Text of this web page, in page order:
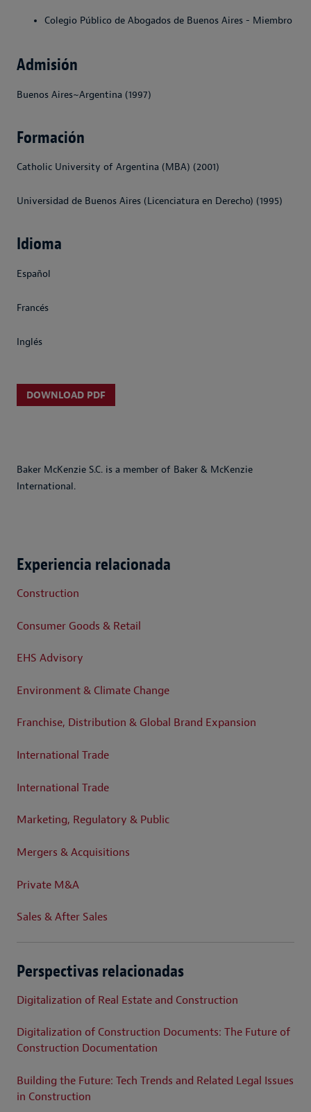
Colegio Público de Abogados de Buenos Aires - Miembro
Admisión
Buenos Aires~Argentina (1997)
Formación
Catholic University of Argentina (MBA) (2001)
Universidad de Buenos Aires (Licenciatura en Derecho) (1995)
Idioma
Español
Francés
Inglés
DOWNLOAD PDF
Baker McKenzie S.C. is a member of Baker & McKenzie
International.
Experiencia relacionada
Construction
Consumer Goods & Retail
EHS Advisory
Environment & Climate Change
Franchise, Distribution & Global Brand Expansion
International Trade
International Trade
Marketing, Regulatory & Public
Mergers & Acquisitions
Private M&A
Sales & After Sales
Perspectivas relacionadas
Digitalization of Real Estate and Construction
Digitalization of Construction Documents: The Future of
Construction Documentation
Building the Future: Tech Trends and Related Legal Issues
in Construction